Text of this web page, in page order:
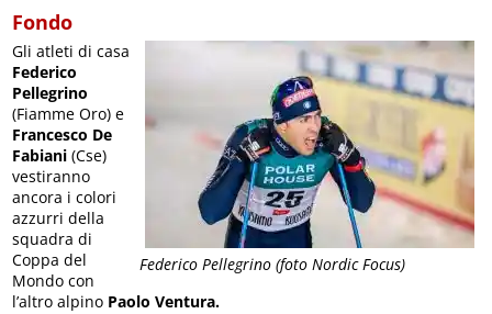
Fondo
Federico Pellegrino (foto Nordic Focus)
Gli atleti di casa
Federico
Pellegrino
(Fiamme Oro) e
Francesco De
Fabiani (Cse)
vestiranno
ancora i colori
azzurri della
squadra di
Coppa del
Mondo con
l’altro alpino Paolo Ventura.